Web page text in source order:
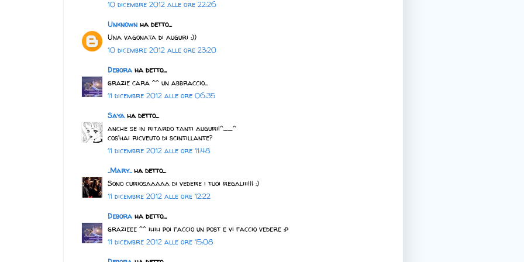
10 dicembre 2012 alle ore 22:26
Unknown ha detto...
Una vagonata di auguri :))
10 dicembre 2012 alle ore 23:20
Debora ha detto...
grazie cara ^^ un abbraccio...
11 dicembre 2012 alle ore 06:35
Saya ha detto...
anche se in ritardo tanti auguri!^__^
cos'hai ricveuto di scintillante?
11 dicembre 2012 alle ore 11:48
..Mary..ha detto...
Sono curiosaaaaa di vedere i tuoi regaliii!!! :)
11 dicembre 2012 alle ore 12:22
Debora ha detto...
grazieee ^^ ihih poi faccio un post e vi faccio vedere :p
11 dicembre 2012 alle ore 15:08